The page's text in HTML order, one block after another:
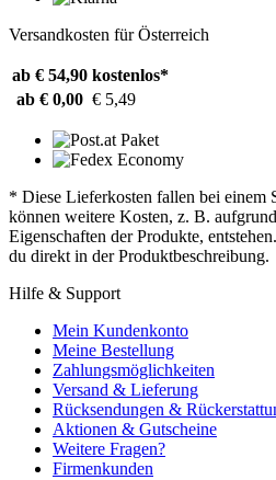
Versandkosten für Österreich
ab € 54,90 kostenlos*
ab € 0,00 € 5,49
* Diese Lieferkosten fallen bei einem
können weitere Kosten, z. B.
Eigenschaften der Produkte,
du direkt in der Produktbeschreibung.
Hilfe & Support
Mein Kundenkonto
Meine Bestellung
Zahlungsmöglichkeiten
Versand & Lieferung
Rücksendungen &
Aktionen & Gutscheine
Weitere Fragen?
Firmenkunden